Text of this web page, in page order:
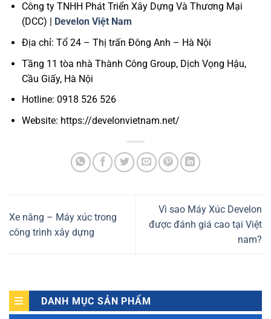
Công ty TNHH Phát Triển Xây Dựng Và Thương Mại
(DCC) |
Develon Việt Nam
Địa chỉ: Tổ 24 – Thị trấn Đông Anh – Hà Nội
Tầng 11 tòa nhà Thành Công Group, Dịch Vọng Hậu,
Cầu Giấy, Hà Nội
Hotline: 0918 526 526
Website: https://develonvietnam.net/
Xe nâng – Máy xúc trong
công trình xây dựng
Vì sao Máy Xúc Develon
được đánh giá cao tại Việt
nam?
DANH MỤC SẢN PHẨM